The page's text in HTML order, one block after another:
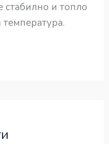
стабилно и топло